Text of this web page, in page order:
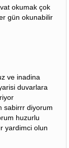
okumak çok
gün okunabilir
ve inadina
duvarlara
sabirrr diyorum
huzurlu
yardimci olun